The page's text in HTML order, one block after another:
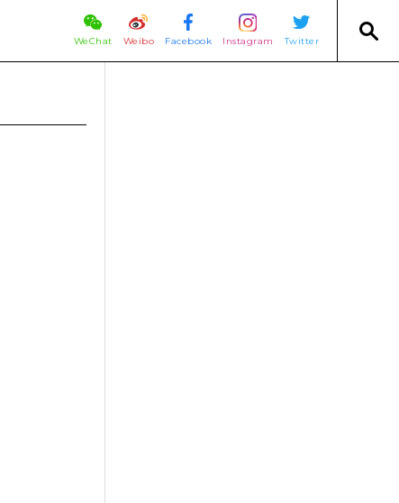
WeChat Weibo Facebook Instagram Twitter